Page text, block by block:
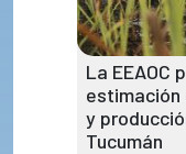
La EEAOC
y
Tucumán